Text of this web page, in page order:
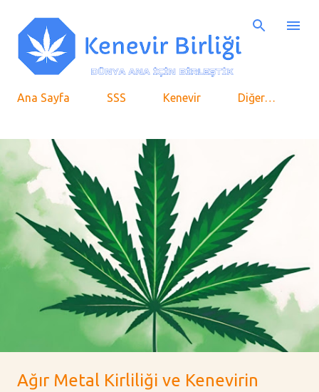
Ana Sayfa SSS Kenevir Diğer…
Ağır Metal Kirliliği ve Kenevirin